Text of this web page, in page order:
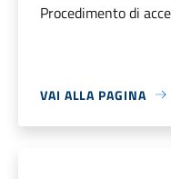
Procedimento di
VAI ALLA PAGINA